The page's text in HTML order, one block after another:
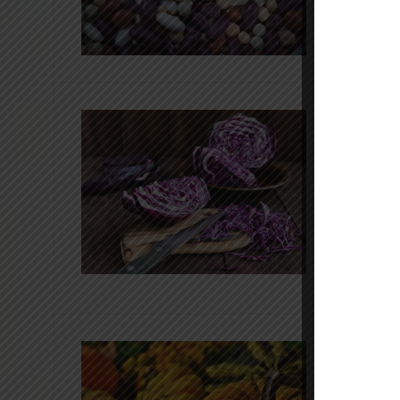
11 ans à